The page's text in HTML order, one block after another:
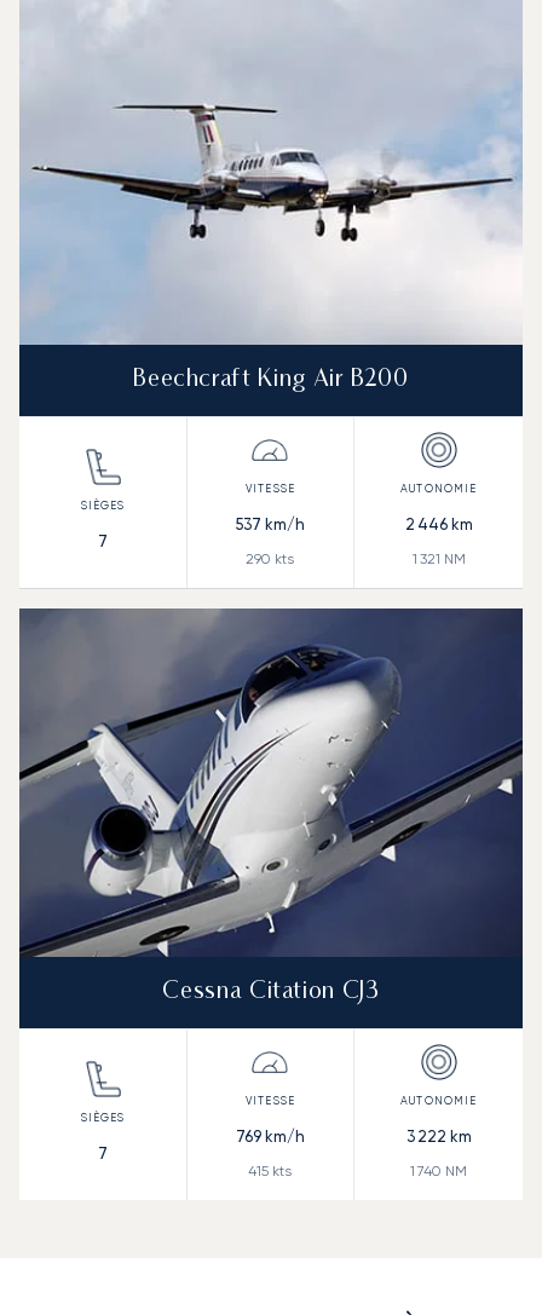
Beechcraft King Air B200
7
537 km/h
290 kts
2 446km
1 321 NM
Cessna Citation CJ3
7
769km/h
415 kts
3 222 km
1 740 NM